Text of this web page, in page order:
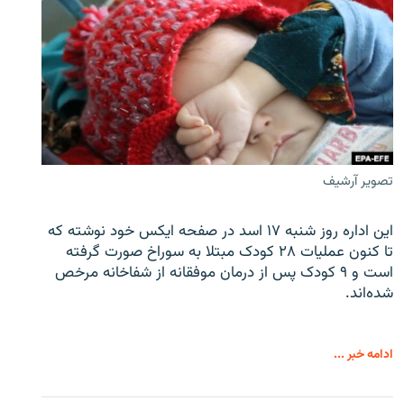
تصویر آرشیف
این اداره روز شنبه ۱۷ اسد در صفحه ایکس خود نوشته که
تا کنون عملیات ۲۸ کودک مبتلا به سوراخ صورت گرفته
است و ۹ کودک پس از درمان موفقانه از شفاخانه مرخص
شده‌اند.
ادامه خبر ...